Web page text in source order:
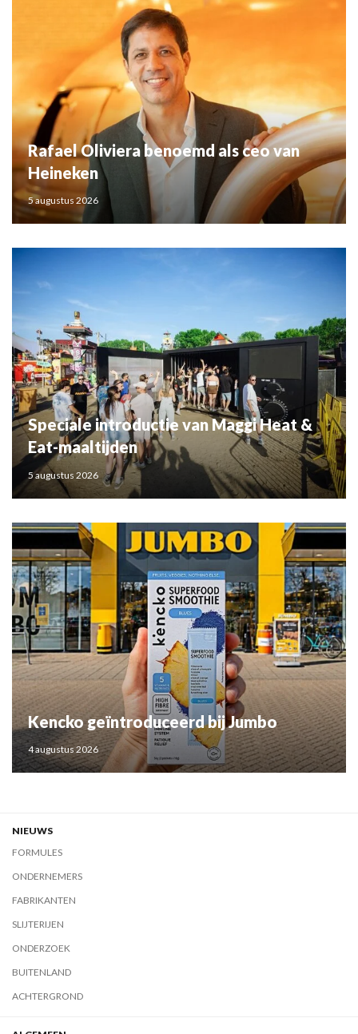
Rafael Oliviera benoemd als ceo van
Heineken
5 augustus 2026
Speciale introductie van Maggi Heat &
Eat-maaltijden
5 augustus 2026
Kencko geïntroduceerd bij Jumbo
4 augustus 2026
NIEUWS
FORMULES
ONDERNEMERS
FABRIKANTEN
SLIJTERIJEN
ONDERZOEK
BUITENLAND
ACHTERGROND